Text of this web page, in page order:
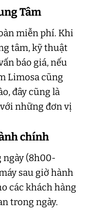
Tâm
miễn phí. Khi
tâm, kỹ thuật
báo giá, nếu
Limosa cũng
đây cũng là
những đơn vị
chính
ngày (8h00-
sau giờ hành
các khách hàng
trong ngày.